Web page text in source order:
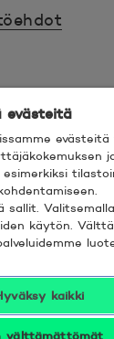
evästeitä
Valitsemalla
käytön.
kaikki
välttämättömät